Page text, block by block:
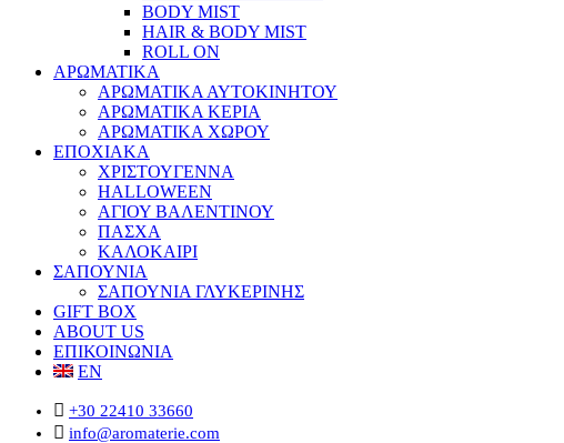
BODY MIST
HAIR & BODY MIST
ROLL ON
ΑΡΩΜΑΤΙΚΑ
ΑΡΩΜΑΤΙΚΑ ΑΥΤΟΚΙΝΗΤΟΥ
ΑΡΩΜΑΤΙΚΑ ΚΕΡΙΑ
ΑΡΩΜΑΤΙΚΑ ΧΩΡΟΥ
ΕΠΟΧΙΑΚΑ
ΧΡΙΣΤΟΥΓΕΝΝΑ
HALLOWEEN
ΑΓΙΟΥ ΒΑΛΕΝΤΙΝΟΥ
ΠΑΣΧΑ
ΚΑΛΟΚΑΙΡΙ
ΣΑΠΟΥΝΙΑ
ΣΑΠΟΥΝΙΑ ΓΛΥΚΕΡΙΝΗΣ
GIFT BOX
ABOUT US
ΕΠΙΚΟΙΝΩΝΙΑ
EN
+30 22410 33660
info@aromaterie.com